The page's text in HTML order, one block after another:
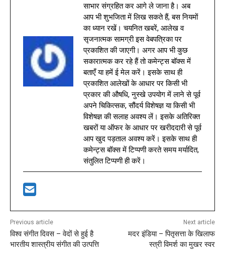
साभार संग्रहित कर आगे ले जाना है। अब
आप भी शुभजिता में लिख सकते हैं, बस नियमों
का ध्यान रखें। चयनित खबरें, आलेख व
सृजनात्मक सामग्री इस वेबपत्रिका पर
प्रकाशित की जाएगी। अगर आप भी कुछ
सकारात्मक कर रहे हैं तो कमेन्ट्स बॉक्स में
बताएँ या हमें ई मेल करें। इसके साथ ही
प्रकाशित आलेखों के आधार पर किसी भी
प्रकार की औषधि, नुस्खे उपयोग में लाने से पूर्व
अपने चिकित्सक, सौंदर्य विशेषज्ञ या किसी भी
विशेषज्ञ की सलाह अवश्य लें। इसके अतिरिक्त
खबरों या ऑफर के आधार पर खरीददारी से पूर्व
आप खुद पड़ताल अवश्य करें। इसके साथ ही
कमेन्ट्स बॉक्स में टिप्पणी करते समय मर्यादित,
संतुलित टिप्पणी ही करें।
Previous article
विश्व संगीत दिवस – वेदों से हुई है
भारतीय शास्त्रीय संगीत की उत्पत्ति
Next article
मदर इंडिया – पितृसत्ता के खिलाफ
स्त्री विमर्श का मुखर स्वर